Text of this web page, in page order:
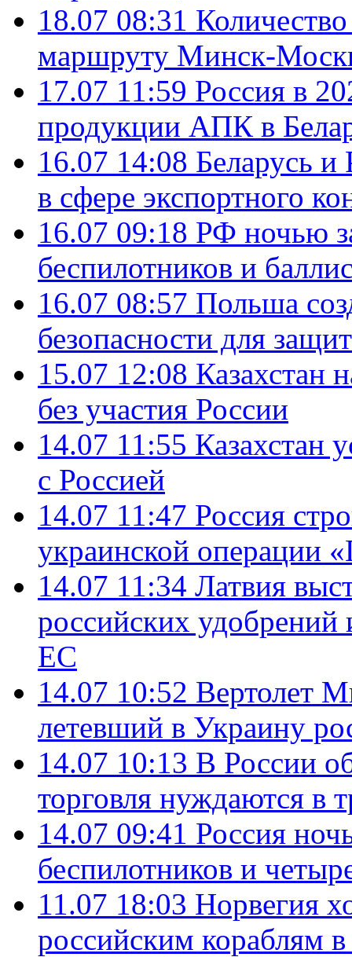
18.07 08:31
маршруту Минск-
17.07 11:59 Россия в
продукции АПК в
16.07 14:08 Беларусь и
в сфере экспортного
16.07 09:18 РФ ночью
беспилотников и
16.07 08:57 Польша
безопасности для
15.07 12:08 Казахстан
без участия России
14.07 11:55 Казахстан
с Россией
14.07 11:47 Россия
украинской операции
14.07 11:34 Латвия
российских
ЕС
14.07 10:52 Вертолет
летевший в Украину
14.07 10:13 В России
торговля нуждаются в
14.07 09:41 Россия
беспилотников и
11.07 18:03 Норвегия
российским кораблям